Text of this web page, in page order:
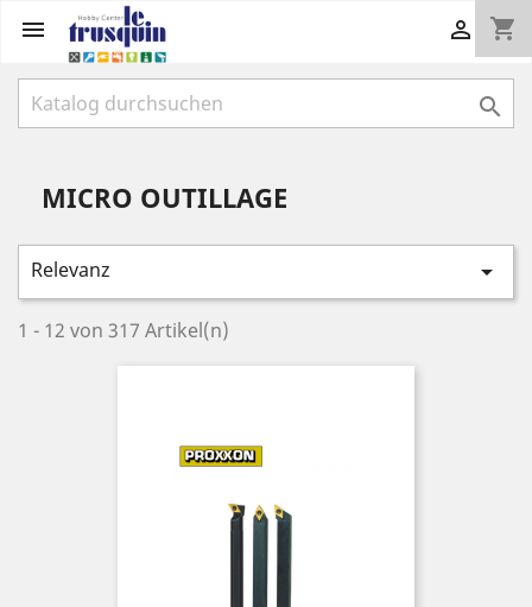
 shopping_cart


MICRO OUTILLAGE
Relevanz 
1 - 12 von 317 Artikel(n)